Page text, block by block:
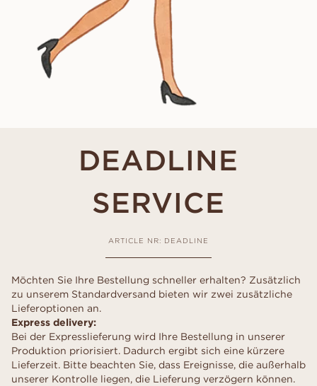
DEADLINE
SERVICE
ARTICLE NR: DEADLINE
Möchten Sie Ihre Bestellung schneller erhalten? Zusätzlich
zu unserem Standardversand bieten wir zwei zusätzliche
Lieferoptionen an.
Express delivery:
Bei der Expresslieferung wird Ihre Bestellung in unserer
Produktion priorisiert. Dadurch ergibt sich eine kürzere
Lieferzeit. Bitte beachten Sie, dass Ereignisse, die außerhalb
unserer Kontrolle liegen, die Lieferung verzögern können.